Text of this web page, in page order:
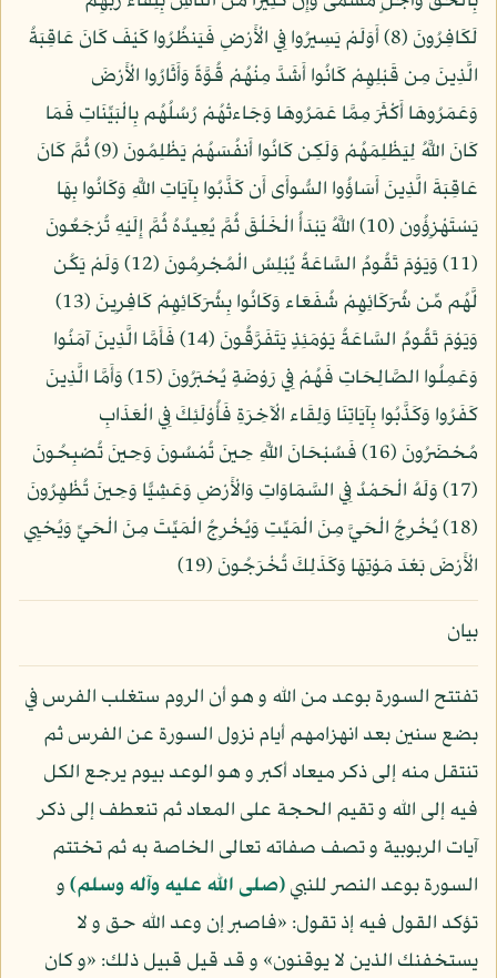
لَكَافِرُونَ (8) أَوَلَمْ يَسِيرُوا فِي الْأَرْضِ فَيَنظُرُوا كَيْفَ كَانَ عَاقِبَةُ
الَّذِينَ مِن قَبْلِهِمْ كَانُوا أَشَدَّ مِنْهُمْ قُوَّةً وَأَثَارُوا الْأَرْضَ
وَعَمَرُوهَا أَكْثَرَ مِمَّا عَمَرُوهَا وَجَاءتْهُمْ رُسُلُهُم بِالْبَيِّنَاتِ فَمَا
كَانَ اللَّهُ لِيَظْلِمَهُمْ وَلَكِن كَانُوا أَنفُسَهُمْ يَظْلِمُونَ (9) ثُمَّ كَانَ
عَاقِبَةَ الَّذِينَ أَسَاؤُوا السُّوأَى أَن كَذَّبُوا بِآيَاتِ اللَّهِ وَكَانُوا بِهَا
يَسْتَهْزِؤُون (10) اللَّهُ يَبْدَأُ الْخَلْقَ ثُمَّ يُعِيدُهُ ثُمَّ إِلَيْهِ تُرْجَعُونَ
(11) وَيَوْمَ تَقُومُ السَّاعَةُ يُبْلِسُ الْمُجْرِمُونَ (12) وَلَمْ يَكُن
لَّهُم مِّن شُرَكَائِهِمْ شُفَعَاء وَكَانُوا بِشُرَكَائِهِمْ كَافِرِينَ (13)
وَيَوْمَ تَقُومُ السَّاعَةُ يَوْمَئِذٍ يَتَفَرَّقُونَ (14) فَأَمَّا الَّذِينَ آمَنُوا
وَعَمِلُوا الصَّالِحَاتِ فَهُمْ فِي رَوْضَةٍ يُحْبَرُونَ (15) وَأَمَّا الَّذِينَ
كَفَرُوا وَكَذَّبُوا بِآيَاتِنَا وَلِقَاء الْآخِرَةِ فَأُوْلَئِكَ فِي الْعَذَابِ
مُحْضَرُونَ (16) فَسُبْحَانَ اللَّهِ حِينَ تُمْسُونَ وَحِينَ تُصْبِحُونَ
(17) وَلَهُ الْحَمْدُ فِي السَّمَاوَاتِ وَالْأَرْضِ وَعَشِيًّا وَحِينَ تُظْهِرُونَ
(18) يُخْرِجُ الْحَيَّ مِنَ الْمَيِّتِ وَيُخْرِجُ الْمَيِّتَ مِنَ الْحَيِّ وَيُحْيِي
الْأَرْضَ بَعْدَ مَوْتِهَا وَكَذَلِكَ تُخْرَجُونَ (19)
بيان
تفتتح السورة بوعد من الله و هو أن الروم ستغلب الفرس في
بضع سنين بعد انهزامهم أيام نزول السورة عن الفرس ثم
تنتقل منه إلى ذكر ميعاد أكبر و هو الوعد بيوم يرجع الكل
فيه إلى الله و تقيم الحجة على المعاد ثم تنعطف إلى ذكر
آيات الربوبية و تصف صفاته تعالى الخاصة به ثم تختتم
السورة بوعد النصر للنبي(صلى الله عليه وآله وسلم)و
تؤكد القول فيه إذ تقول: «فاصبر إن وعد الله حق و لا
يستخفنك الذين لا يوقنون» و قد قيل قبيل ذلك: «و كان